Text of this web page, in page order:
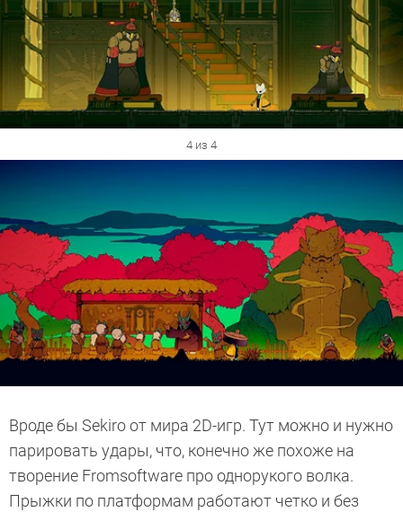
4 из 4
Вроде бы Sekiro от мира 2D-игр. Тут можно и нужно
парировать удары, что, конечно же похоже на
творение Fromsoftware про однорукого волка.
Прыжки по платформам работают четко и без